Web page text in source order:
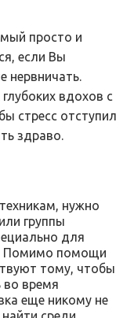
просто и
если Вы
нервничать.
вдохов с
стресс отступил
здраво.
нужно
группы
для
Помимо помощи
тому, чтобы
во время
еще никому не